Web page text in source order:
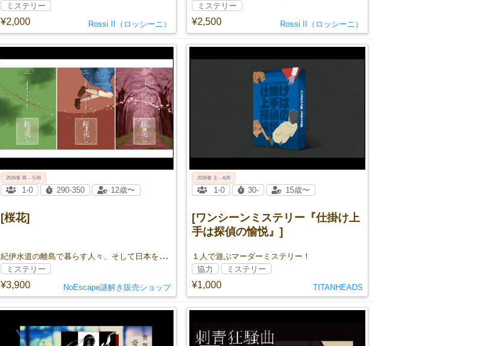
¥2,000
ミステリー
Rossi II（ロッシーニ） ¥2,500
ミステリー
Rossi II（ロッシーニ）
[桜花]
紀伊水道の離島で暮らす人々、そして日本を背負う若者たちが時代・因習の渦に立ち向かうタイムレスミステリー作品
¥3,900
2026春 両 - ろ06
1-0 290-350 12歳〜
ミステリー
NoEscape謎解き販売ショップ
[ワンシーンミステリー『仕掛け上
手は探偵の愉悦』]
１人で遊ぶマーダーミステリー！
¥1,000
2026春 土 - A26
1-0 30- 15歳〜
協力 ミステリー
TITANHEADS